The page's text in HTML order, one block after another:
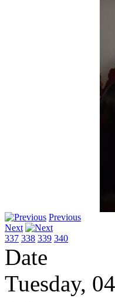
Previous
Next
337 338 339 340
Date
Tuesday,